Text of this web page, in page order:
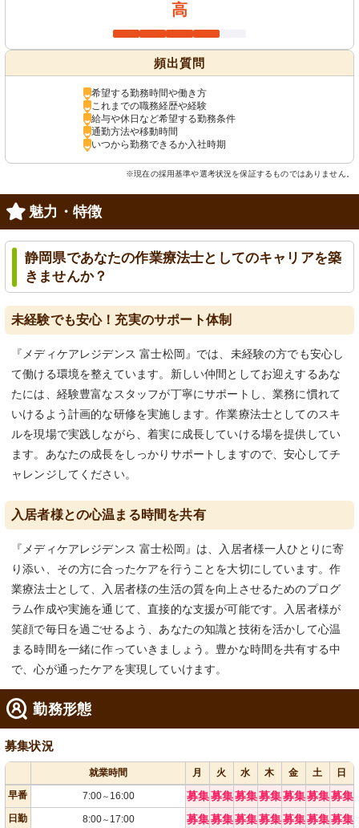
高
頻出質問
希望する勤務時間や働き方
これまでの職務経歴や経験
給与や休日など希望する勤務条件
通勤方法や移動時間
いつから勤務できるか入社時期
※現在の採用基準や選考状況を保証するものではありません。
魅力・特徴
静岡県であなたの作業療法士としてのキャリアを築
きませんか？
未経験でも安心！充実のサポート体制
『メディケアレジデンス 富士松岡』では、未経験の方でも安心し
て働ける環境を整えています。新しい仲間としてお迎えするあな
たには、経験豊富なスタッフが丁寧にサポートし、業務に慣れて
いけるよう計画的な研修を実施します。作業療法士としてのスキ
ルを現場で実践しながら、着実に成長していける場を提供してい
ます。あなたの成長をしっかりサポートしますので、安心してチ
ャレンジしてください。
入居者様との心温まる時間を共有
『メディケアレジデンス 富士松岡』は、入居者様一人ひとりに寄
り添い、その方に合ったケアを行うことを大切にしています。作
業療法士として、入居者様の生活の質を向上させるためのプログ
ラム作成や実施を通じて、直接的な支援が可能です。入居者様が
笑顔で毎日を過ごせるよう、あなたの知識と技術を活かして心温
まる時間を一緒に作っていきましょう。豊かな時間を共有する中
で、心が通ったケアを実現していけます。
勤務形態
募集状況
就業時間 月 火 水 木 金 土
日
早番
7:00～ 16:00 募集募集募集募集募集募集募集
日勤 8:00～ 17:00 募集募集募集募集募集募集募集